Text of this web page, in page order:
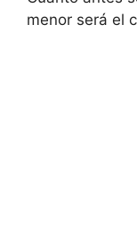
menor será el